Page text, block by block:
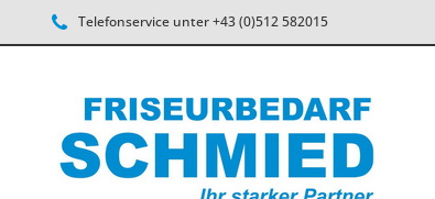
Telefonservice unter +43 (0)512 582015